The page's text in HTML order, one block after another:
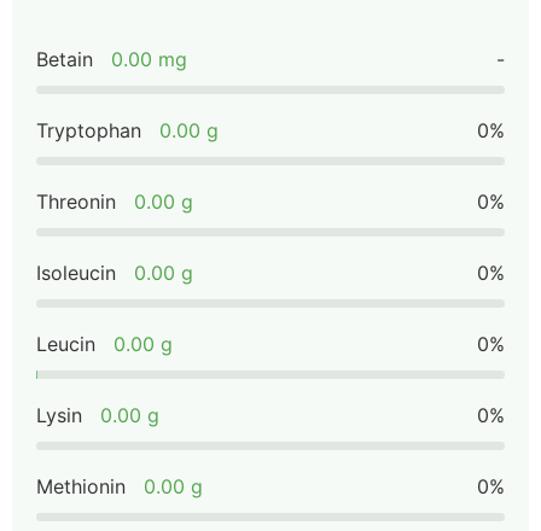
Betain 0.00 mg -
Tryptophan 0.00 g 0%
Threonin 0.00 g 0%
Isoleucin 0.00 g 0%
Leucin 0.00 g 0%
Lysin 0.00 g 0%
Methionin 0.00 g 0%